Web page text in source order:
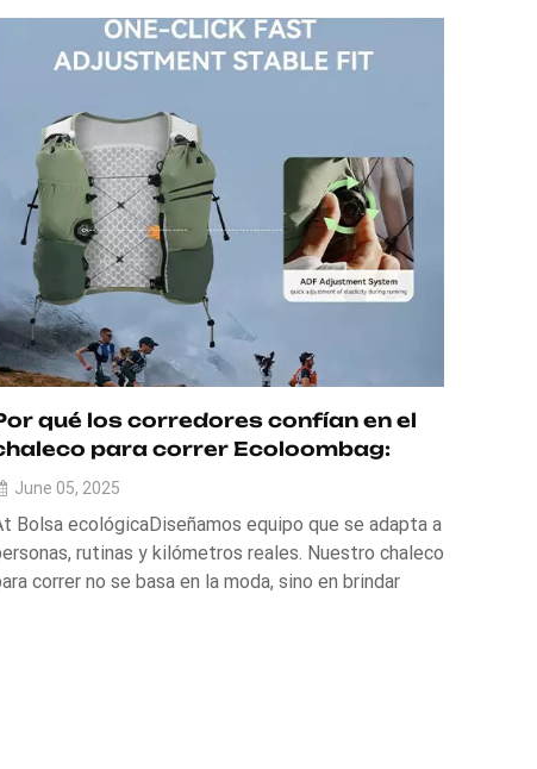
qué los corredores confían en el
para correr Ecoloombag:
práctico, duradero
June 05, 2025
Bolsa ecológicaDiseñamos equipo que se adapta a
rutinas y kilómetros reales. Nuestro chaleco
correr no se basa en la moda, sino en brindar